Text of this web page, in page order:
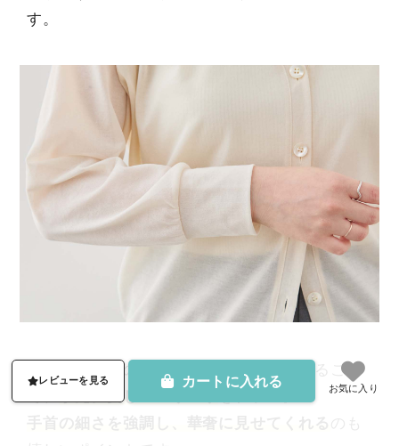
す。
さらに、袖口のリブをやや幅広に仕立てること
手元に美しいメリハリ
レビューを見る カートに入れる お気に入り